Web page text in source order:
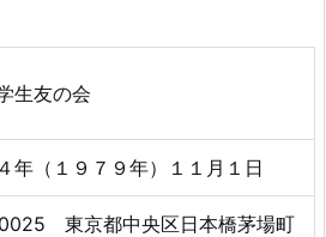
生友の会
年（１９７９年）１１月１日
東京都中央区日本橋茅場町